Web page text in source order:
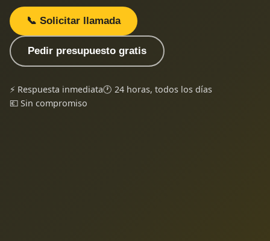
📞 Solicitar llamada
Pedir presupuesto gratis
⚡ Respuesta inmediata🕐 24 horas, todos los días
💶 Sin compromiso